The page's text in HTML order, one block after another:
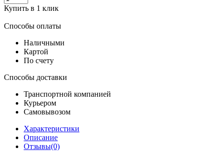
Купить в 1 клик
Способы оплаты
Наличными
Картой
По счету
Способы доставки
Транспортной компанией
Курьером
Самовывозом
Характеристики
Описание
Отзывы(0)